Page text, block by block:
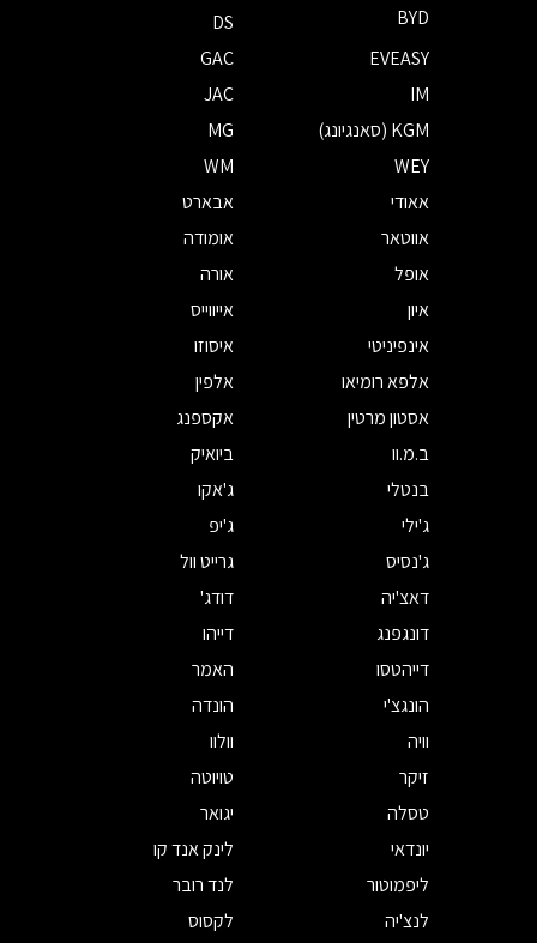
BYD
DS
EVEASY
GAC
IM
JAC
KGM (סאנגיונג)
MG
WEY
WM
אאודי
אבארט
אווטאר
אומודה
אופל
אורה
איון
אייווייס
אינפיניטי
איסוזו
אלפא רומיאו
אלפין
אסטון מרטין
אקספנג
ב.מ.וו
ביואיק
בנטלי
ג'אקו
ג'ילי
ג'יפ
ג'נסיס
גרייט וול
דאצ'יה
דודג'
דונגפנג
דייהו
דייהטסו
האמר
הונגצ'י
הונדה
וויה
וולוו
זיקר
טויוטה
טסלה
יגואר
יונדאי
לינק אנד קו
ליפמוטור
לנד רובר
לנצ'יה
לקסוס